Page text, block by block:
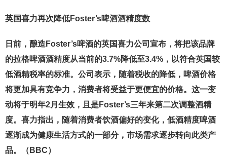
英国喜力再次降低Foster’s啤酒酒精度数
日前，酿造Foster’s啤酒的英国喜力公司宣布，将把该品牌
的拉格啤酒酒精度从当前的3.7%降低至3.4%，以符合英国较
低酒精税率的标准。公司表示，随着税收的降低，啤酒价格
将更加具有竞争力，消费者将受益于更便宜的价格。这一变
动将于明年2月生效，且是Foster’s三年来第二次调整酒精
度。喜力指出，随着消费者饮酒偏好的变化，低酒精度啤酒
逐渐成为健康生活方式的一部分，市场需求逐步转向此类产
品。（BBC）